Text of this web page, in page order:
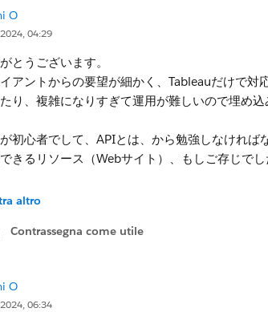
O
04:29
とうございます。
アントからの要望が細かく、Tableauだけで
り、複雑になりすぎて運用が難しいので埋め
初心者でして、APIとは、から勉強しなければ
きるリソース（Webサイト）、もしご存じでし
キストだと、
つ、スライダー表示（相対日付の「今年」ではな
かないので、ご教授いただけると幸いです。
altro
Contrassegna come utile
O
06:34